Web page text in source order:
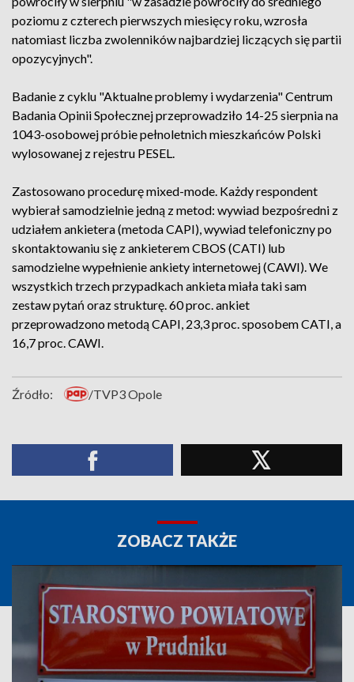
poziomu z czterech pierwszych miesięcy roku, wzrosła
natomiast liczba zwolenników najbardziej liczących się partii
opozycyjnych".
Badanie z cyklu "Aktualne problemy i wydarzenia" Centrum
Badania Opinii Społecznej przeprowadziło 14-25 sierpnia na
1043-osobowej próbie pełnoletnich mieszkańców Polski
wylosowanej z rejestru PESEL.
Zastosowano procedurę mixed-mode. Każdy respondent
wybierał samodzielnie jedną z metod: wywiad bezpośredni z
udziałem ankietera (metoda CAPI), wywiad telefoniczny po
skontaktowaniu się z ankieterem CBOS (CATI) lub
samodzielne wypełnienie ankiety internetowej (CAWI). We
wszystkich trzech przypadkach ankieta miała taki sam
zestaw pytań oraz strukturę. 60 proc. ankiet
przeprowadzono metodą CAPI, 23,3 proc. sposobem CATI, a
16,7 proc. CAWI.
Źródło: /TVP3 Opole
ZOBACZ TAKŻE